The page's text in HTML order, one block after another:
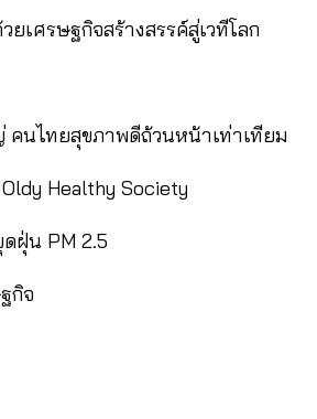
เศรษฐกิจสร้างสรรค์สู่เวทีโลก
คนไทยสุขภาพดีถ้วนหน้าเท่าเทียม
Healthy Society
ฝุ่น PM 2.5
กิจ